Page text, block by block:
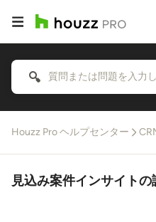
Houzz Pro ヘルプセンター
見込み案件インサイトの